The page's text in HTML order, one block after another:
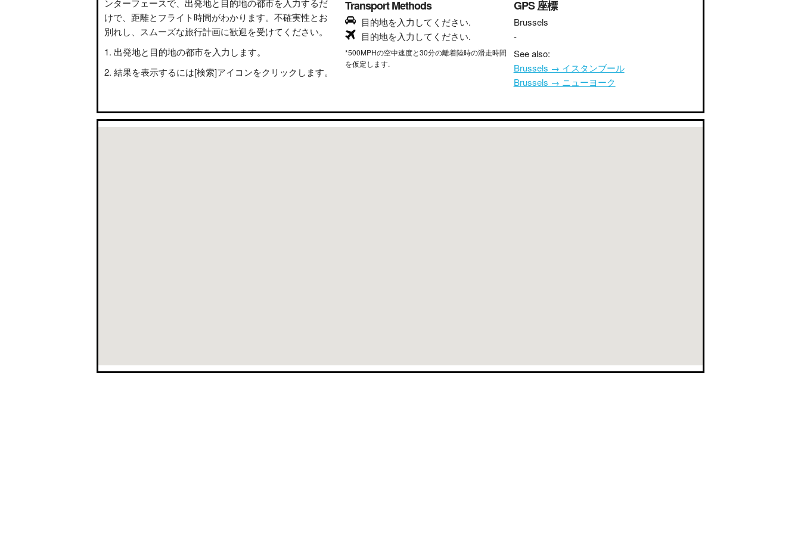
ンターフェースで、出発地と目的地の都市を入力するだ
けで、距離とフライト時間がわかります。不確実性とお
別れし、スムーズな旅行計画に歓迎を受けてください。
出発地と目的地の都市を入力します。
結果を表示するには[検索]アイコンをクリックします。
Transport Methods
目的地を入力してください.
目的地を入力してください.
*500MPHの空中速度と30分の離着陸時の滑走時間
を仮定します.
GPS 座標
Brussels
-
See also:
Brussels → イスタンブール
Brussels → ニューヨーク